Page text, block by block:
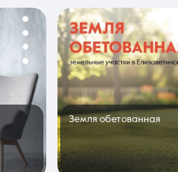
Земля обетованная